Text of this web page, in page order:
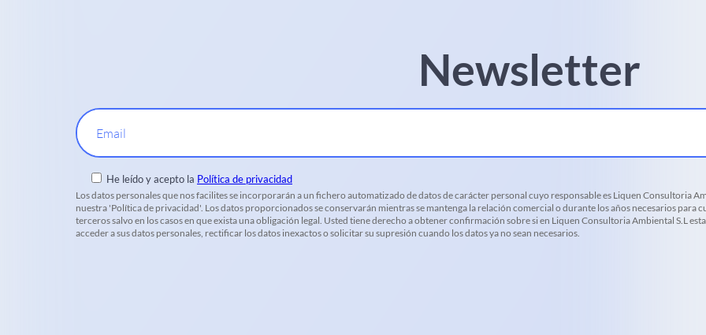
Newsletter
Email
He leído y acepto la Política de privacidad
Los datos personales que nos facilites se incorporarán a un fichero automatizado de datos de carácter personal cuyo responsable es Liquen Consultoria
nuestra 'Política de privacidad'. Los datos proporcionados se conservarán mientras se mantenga la relación comercial o durante los años necesarios para
terceros salvo en los casos en que exista una obligación legal. Usted tiene derecho a obtener confirmación sobre si en Liquen Consultoria Ambiental S.L
acceder a sus datos personales, rectificar los datos inexactos o solicitar su supresión cuando los datos ya no sean necesarios.